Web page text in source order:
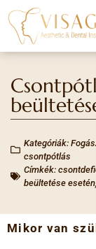
Kategóriák:
csontpótlás
Címkék:
beültetése esetén
Mikor van